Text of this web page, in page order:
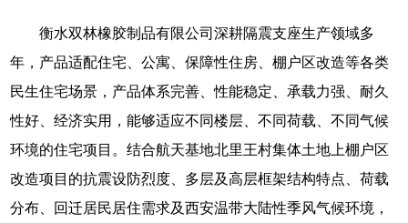
衡水双林橡胶制品有限公司深耕隔震支座生产领域多
年，产品适配住宅、公寓、保障性住房、棚户区改造等各类
民生住宅场景，产品体系完善、性能稳定、承载力强、耐久
性好、经济实用，能够适应不同楼层、不同荷载、不同气候
环境的住宅项目。结合航天基地北里王村集体土地上棚户区
改造项目的抗震设防烈度、多层及高层框架结构特点、荷载
分布、回迁居民居住需求及西安温带大陆性季风气候环境，